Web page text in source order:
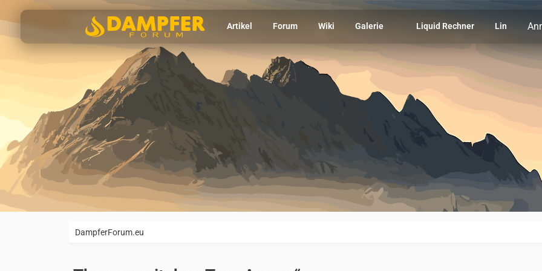
Artikel Forum Wiki Galerie Liquid Rechner Links
DampferForum.eu